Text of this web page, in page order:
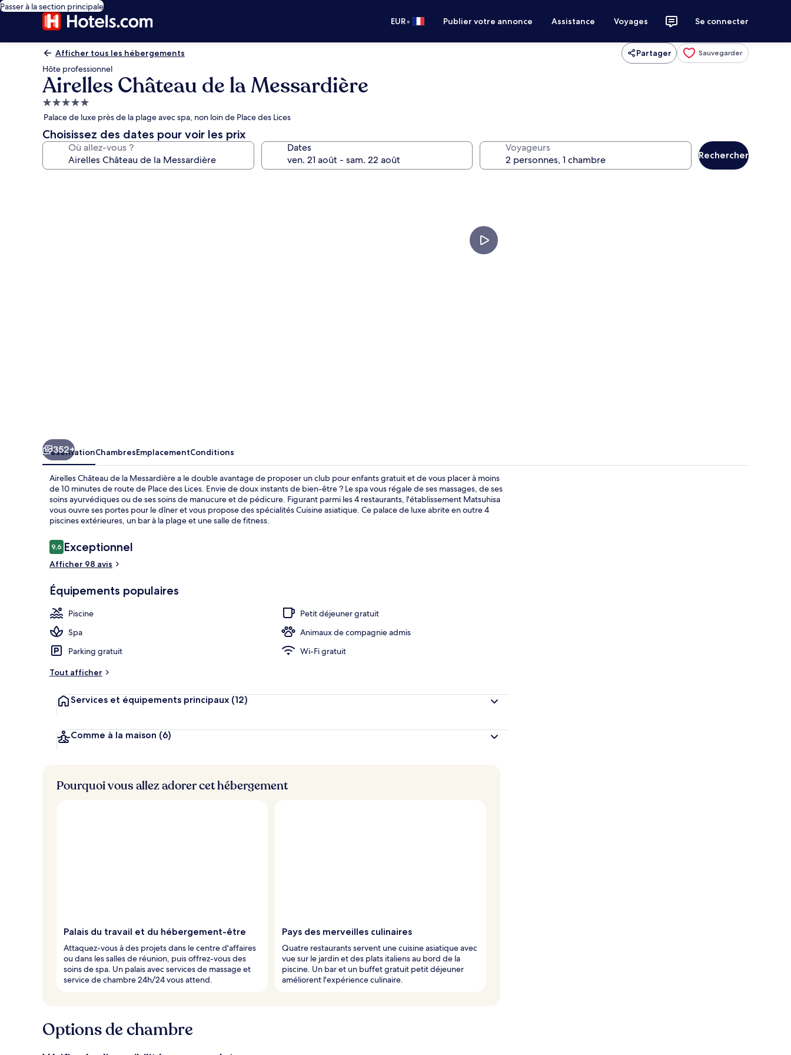
Passer à la section principale
EUR• Publier votre annonce Assistance Voyages Se connecter
Afficher tous les hébergements Partager Sauvegarder
Hôte professionnel
Airelles Château de la Messardière
Hébergement
5.0 étoiles
Palace de luxe près de la plage avec spa, non loin de Place des Lices
Choisissez des dates pour voir les prix
Où allez-vous ? Dates Voyageurs
Rechercher
4 restaurants servant le dîner et le brunch
352+
PrésentationChambresEmplacementConditions
Airelles Château de la Messardière a le double avantage de proposer un club pour enfants gratuit et de vous placer à moins
de 10 minutes de route de Place des Lices. Envie de doux instants de bien-être ? Le spa vous régale de ses massages, de ses
soins ayurvédiques ou de ses soins de manucure et de pédicure. Figurant parmi les 4 restaurants, l'établissement Matsuhisa
vous ouvre ses portes pour le dîner et vous propose des spécialités Cuisine asiatique. Ce palace de luxe abrite en outre 4
piscines extérieures, un bar à la plage et une salle de fitness.
Avis
voyageurs
9,69,6 sur 10
Exceptionnel
Afficher 98 avis
Équipements populaires
Piscine
Petit déjeuner gratuit
Spa
Animaux de compagnie admis
Parking gratuit
Wi-Fi gratuit
Tout afficher
Services et équipements principaux (12)
Comme à la maison (6)
Pourquoi vous allez adorer cet hébergement
Palais du travail et du hébergement-être
Attaquez-vous à des projets dans le centre d'affaires
ou dans les salles de réunion, puis offrez-vous des
soins de spa. Un palais avec services de massage et
service de chambre 24h/24 vous attend.
Pays des merveilles culinaires
Quatre restaurants servent une cuisine asiatique avec
vue sur le jardin et des plats italiens au bord de la
piscine. Un bar et un buffet gratuit petit déjeuner
améliorent l'expérience culinaire.
Options de chambre